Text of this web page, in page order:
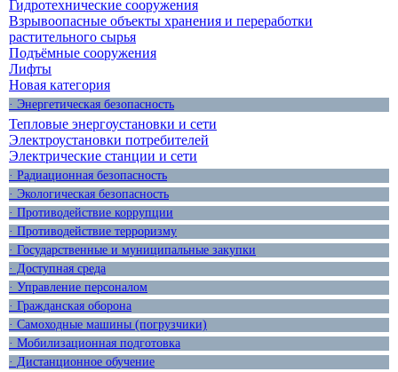
Гидротехнические сооружения
Взрывоопасные объекты хранения и переработки
растительного сырья
Подъёмные сооружения
Лифты
Новая категория
· Энергетическая безопасность
Тепловые энергоустановки и сети
Электроустановки потребителей
Электрические станции и сети
· Радиационная безопасность
· Экологическая безопасность
· Противодействие коррупции
· Противодействие терроризму
· Государственные и муниципальные закупки
· Доступная среда
· Управление персоналом
· Гражданская оборона
· Самоходные машины (погрузчики)
· Мобилизационная подготовка
· Дистанционное обучение